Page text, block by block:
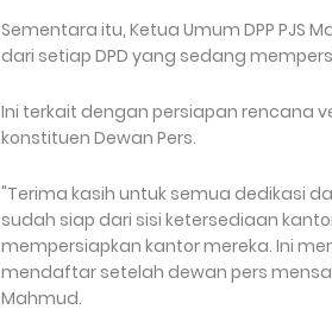
Sementara itu, Ketua Umum DPP PJS
dari setiap DPD yang sedang
Ini terkait dengan persiapan rencana
konstituen Dewan Pers.
"Terima kasih untuk semua dedikasi
sudah siap dari sisi ketersediaan
mempersiapkan kantor mereka. Ini
mendaftar setelah dewan pers
Mahmud.